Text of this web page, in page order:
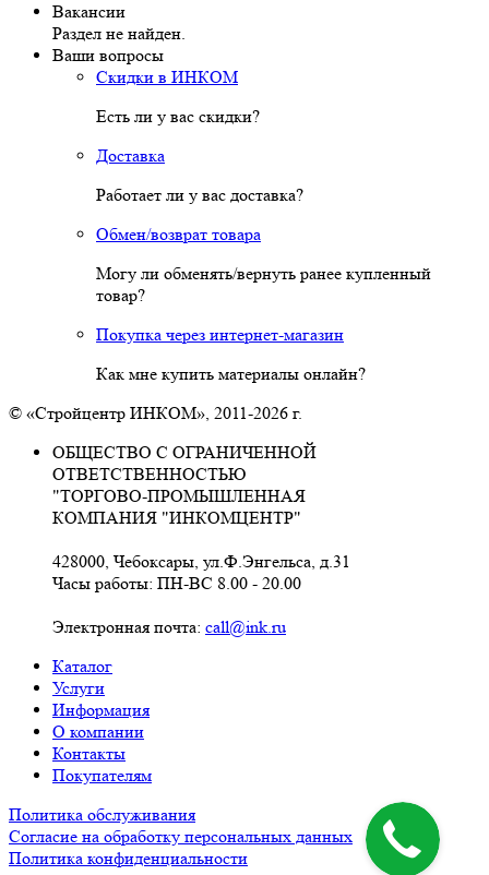
Вакансии
Раздел не найден.
Ваши вопросы
Скидки в ИНКОМ
Есть ли у вас скидки?
Доставка
Работает ли у вас доставка?
Обмен/возврат товара
Могу ли обменять/вернуть ранее купленный
товар?
Покупка через интернет-магазин
Как мне купить материалы онлайн?
© «Стройцентр ИНКОМ», 2011-2026 г.
ОБЩЕСТВО С ОГРАНИЧЕННОЙ
ОТВЕТСТВЕННОСТЬЮ
"ТОРГОВО-ПРОМЫШЛЕННАЯ
КОМПАНИЯ "ИНКОМЦЕНТР"
428000, Чебоксары, ул.Ф.Энгельса, д.31
Часы работы: ПН-ВС 8.00 - 20.00
Электронная почта: call@ink.ru
Каталог
Услуги
Информация
О компании
Контакты
Покупателям
Политика обслуживания
Согласие на обработку персональных данных
Политика конфиденциальности